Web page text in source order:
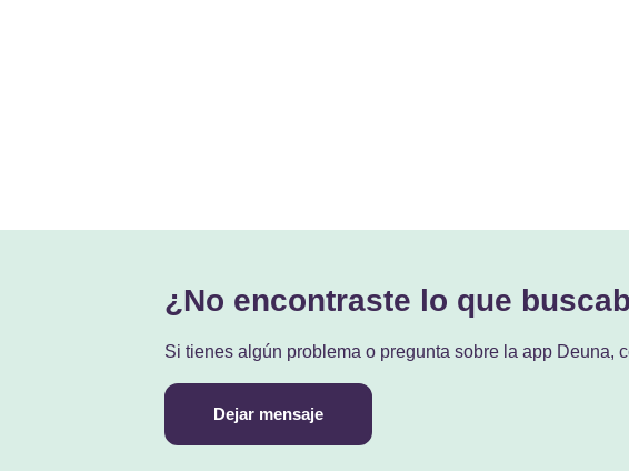
¿No encontraste lo que
Si tienes algún problema o pregunta sobre la app Deuna,
Dejar mensaje